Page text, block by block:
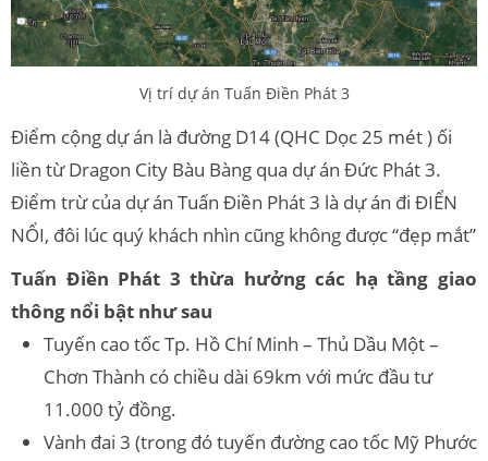
Vị trí dự án Tuấn Điền Phát 3
Điểm cộng dự án là đường D14 (QHC Dọc 25 mét ) ối
liền từ Dragon City Bàu Bàng qua dự án Đức Phát 3.
Điểm trừ của dự án Tuấn Điền Phát 3 là dự án đi ĐIỂN
NỔI, đôi lúc quý khách nhìn cũng không được “đẹp mắt”
Tuấn Điền Phát 3 thừa hưởng các hạ tầng giao
thông nổi bật như sau
Tuyến cao tốc Tp. Hồ Chí Minh – Thủ Dầu Một –
Chơn Thành có chiều dài 69km với mức đầu tư
11.000 tỷ đồng.
Vành đai 3 (trong đó tuyến đường cao tốc Mỹ Phước